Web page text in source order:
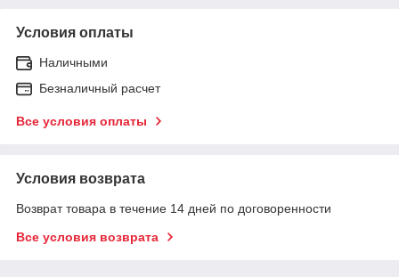
Условия оплаты
Наличными
Безналичный расчет
Все условия оплаты
Условия возврата
Возврат товара в течение 14 дней по договоренности
Все условия возврата